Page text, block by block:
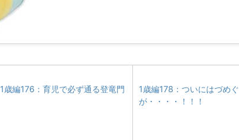
1歳編176：育児で必ず通る登竜門
1歳編178：ついにはづめぐ
が・・・・！！！